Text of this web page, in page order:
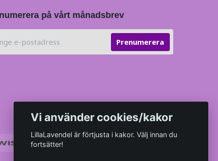
på vårt månadsbrev
Prenumerera
Vi använder cookies/kakor
LillaLavendel är förtjusta i kakor. Välj innan du
fortsätter!